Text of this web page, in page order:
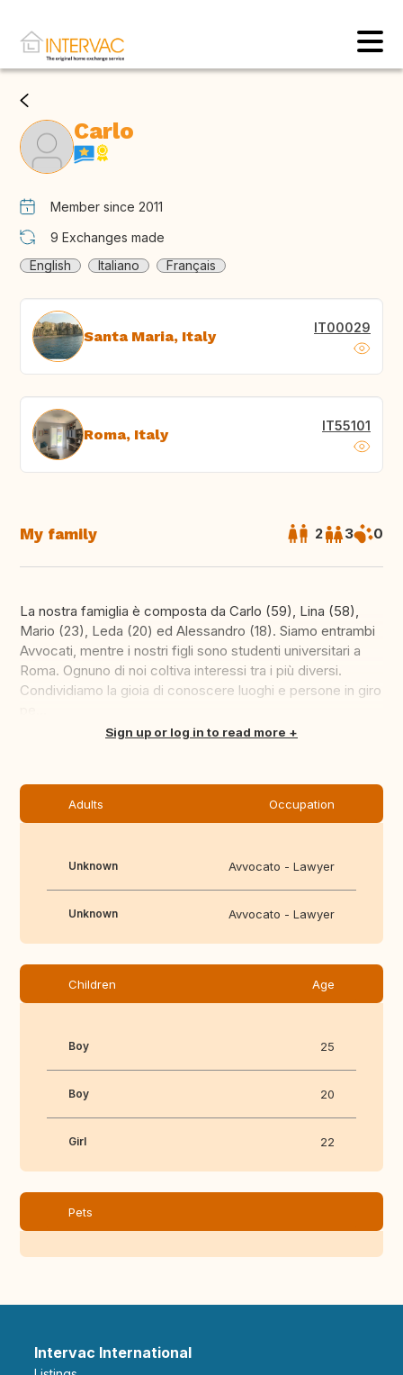
Carlo
Member since 2011
9 Exchanges made
English
Italiano Français
Santa Maria, Italy IT00029
Roma, Italy IT55101
My family 2 3 0
La nostra famiglia è composta da Carlo (59), Lina (58),
Mario (23), Leda (20) ed Alessandro (18). Siamo entrambi
Avvocati, mentre i nostri figli sono studenti universitari a
Roma. Ognuno di noi coltiva interessi tra i più diversi.
Condividiamo la gioia di conoscere luoghi e persone in giro
Translate thisSign up or log in to read more
Adults Occupation
Unknown Avvocato - Lawyer
Unknown Avvocato - Lawyer
Children Age
Boy 25
Boy 20
Girl 22
Pets
Intervac International